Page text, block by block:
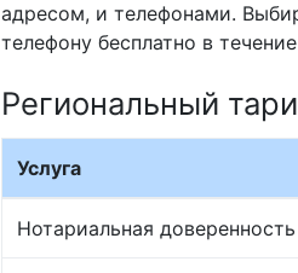
адресом, и телефонами.
телефону бесплатно в
Региональный
Услуга
Нотариальная доверенность